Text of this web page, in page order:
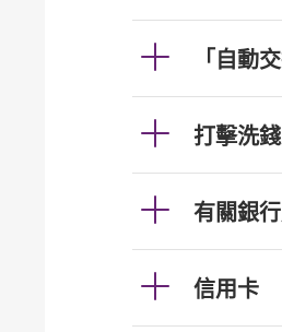
「自動
打擊洗
有關銀
信用卡